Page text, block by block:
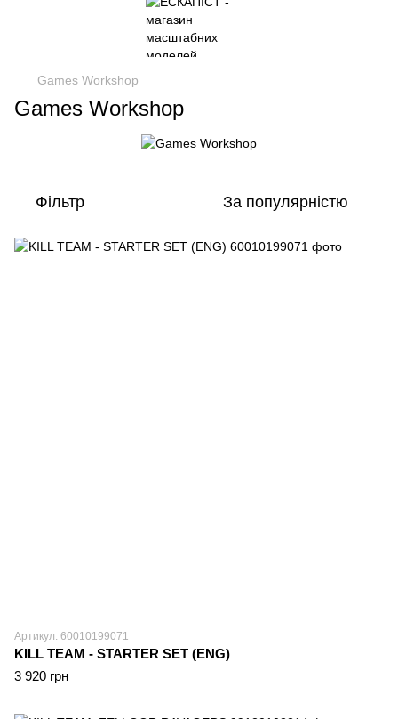
Games Workshop
Games Workshop
Фільтр За популярністю
Артикул: 60010199071
KILL TEAM - STARTER SET (ENG)
3 920 грн